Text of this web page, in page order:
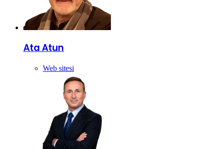
Ata Atun
Web sitesi